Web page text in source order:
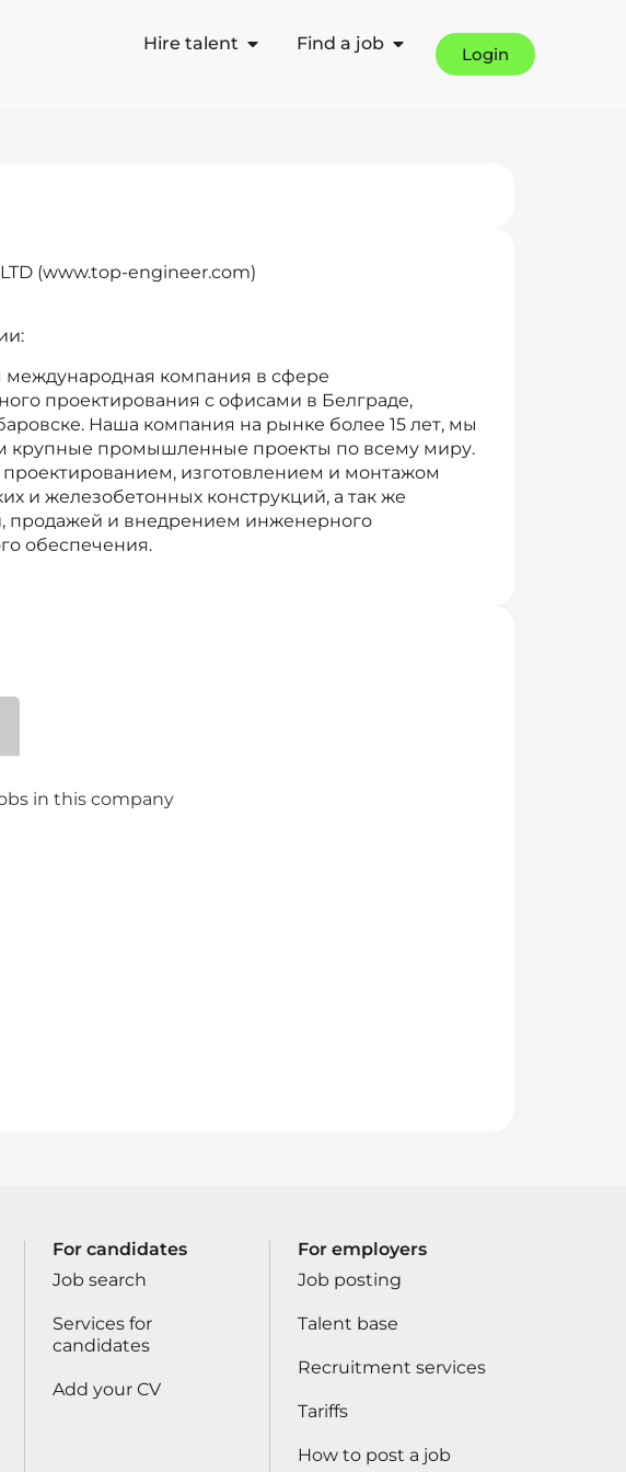
Hire talent Find a job
Login
(www.top-engineer.com)
компания в сфере
проектирования с офисами в Белграде,
Наша компания на рынке более 15 лет, мы
крупные промышленные проекты по всему миру.
изготовлением и монтажом
и железобетонных конструкций, а так же
продажей и внедрением инженерного
обеспечения.
in this company
For candidates
Job search
Services for
candidates
Add your CV
For employers
Job posting
Talent base
Recruitment services
Tariffs
How to post a job